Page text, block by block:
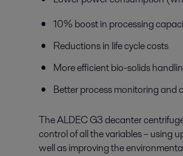
10% boost in processing
Reductions in life cycle costs
More efficient bio-solids
Better process monitoring and
The ALDEC G3 decanter
control of all the variables – using
well as improving the